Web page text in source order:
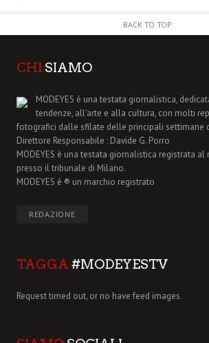
BACK TO TOP
CHI SIAMO
MODEYES è una testata giornalistica,
tendenze, all'arte e alla cultura, con molti
fotografici dalle sfilate delle principali settimane
Direttore Responsabile : Davide G. Porro
MODEYES è una testata giornalistica registrata
presso il tribunale di Milano.
MODEYES è ® un marchio registrato
REDAZIONE
TAGGA #MODEYESTV
Request timed out, or no have feed images.